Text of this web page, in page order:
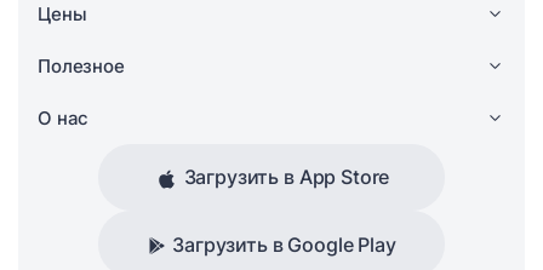
Цены
Полезное
О нас
Загрузить в App Store
Загрузить в Google Play